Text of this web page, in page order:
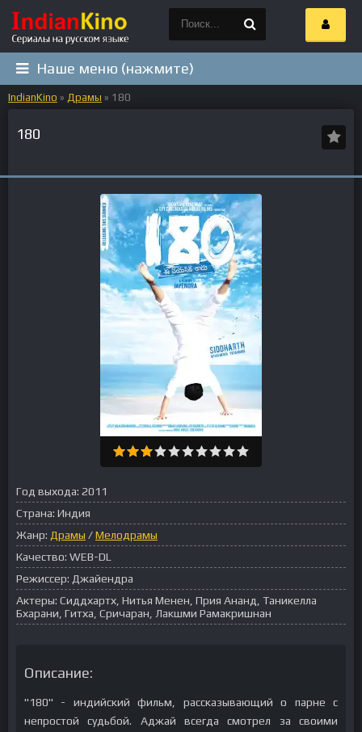
Наше меню (нажмите)
IndianKino » Драмы » 180
180
Год выхода: 2011
Страна: Индия
Жанр: Драмы /Мелодрамы
Качество: WEB-DL
Режиссер: Джайендра
Актеры: Сиддхартх, Нитья Менен, Прия Ананд, Таникелла
Бхарани, Гитха, Сричаран, Лакшми Рамакришнан
Описание:
"180" - индийский фильм, рассказывающий о парне с
непростой судьбой. Аджай всегда смотрел за своими